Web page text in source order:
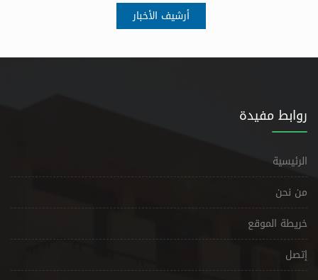
أرشيف الأخبار
روابط مفيدة
الرئيسية
من نحن
خريطة الموقع
إتصل